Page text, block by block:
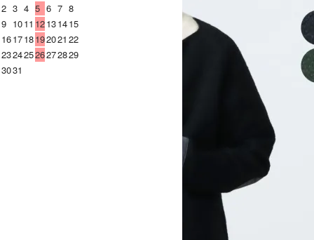
2 3 4 5 6 7 8
9 1011 12131415
161718192021 22
23242526272829
3031